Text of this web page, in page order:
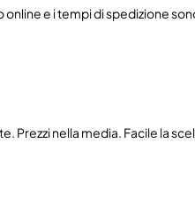
e i tempi di spedizione
Prezzi nella media. Facile la